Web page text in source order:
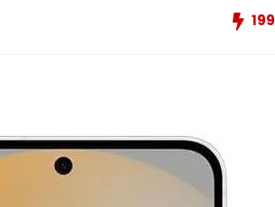
199